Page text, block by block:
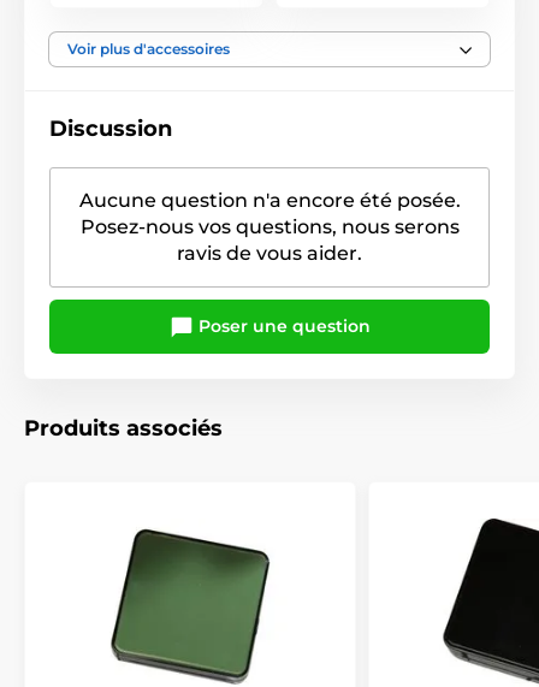
Voir plus d'accessoires
Discussion
Aucune question n'a encore été posée.
Posez-nous vos questions, nous serons
ravis de vous aider.
Poser une question
Produits associés